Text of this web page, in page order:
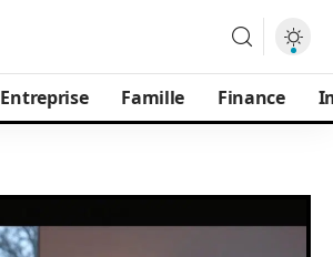
Entreprise Famille Finance